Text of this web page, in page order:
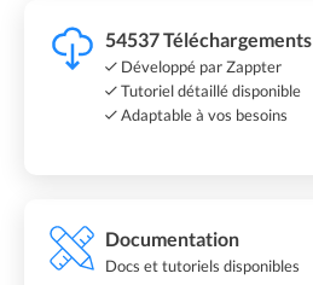
54537 Téléchargements
Développé par Zappter
Tutoriel détaillé disponible
Adaptable à vos besoins
Documentation
Docs et tutoriels disponibles